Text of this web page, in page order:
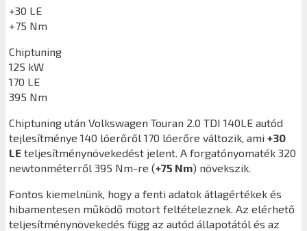
+30 LE
+75 Nm
Chiptuning
125 kW
170 LE
395 Nm
Chiptuning után Volkswagen Touran 2.0 TDI 140LE autód
tejlesítménye 140 lóerőről 170 lóerőre változik, ami +30
LE teljesítménynövekedést jelent. A forgatónyomaték 320
newtonméterről 395 Nm-re (+75 Nm) növekszik.
Fontos kiemelnünk, hogy a fenti adatok átlagértékek és
hibamentesen működő motort feltételeznek. Az elérhető
teljesítménynövekedés függ az autód állapotától és az